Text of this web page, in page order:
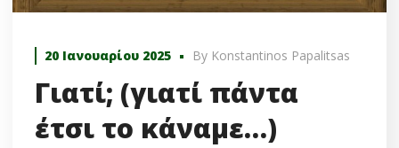
20 Ιανουαρίου 2025 By Konstantinos Papalitsas
Γιατί; (γιατί πάντα
έτσι το κάναμε…)